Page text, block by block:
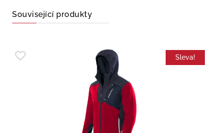
Související produkty
Sleva!